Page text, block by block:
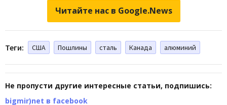
Читайте нас в Google.News
Теги: США Пошлины сталь Канада алюминий
Не пропусти другие интересные статьи, подпишись:
bigmir)net в facebook